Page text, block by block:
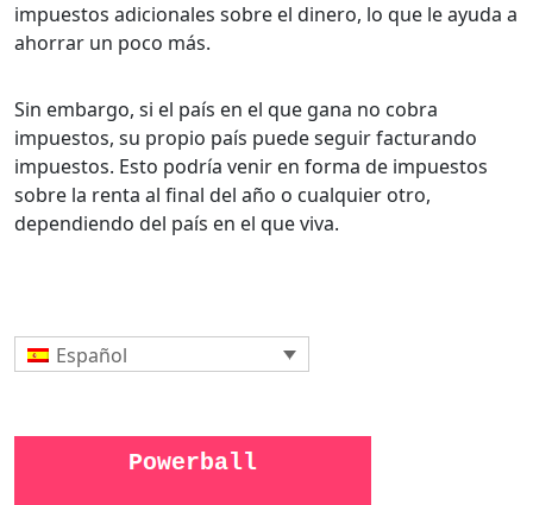
impuestos adicionales sobre el dinero, lo que le ayuda a
ahorrar un poco más.
Sin embargo, si el país en el que gana no cobra
impuestos, su propio país puede seguir facturando
impuestos. Esto podría venir en forma de impuestos
sobre la renta al final del año o cualquier otro,
dependiendo del país en el que viva.
Español